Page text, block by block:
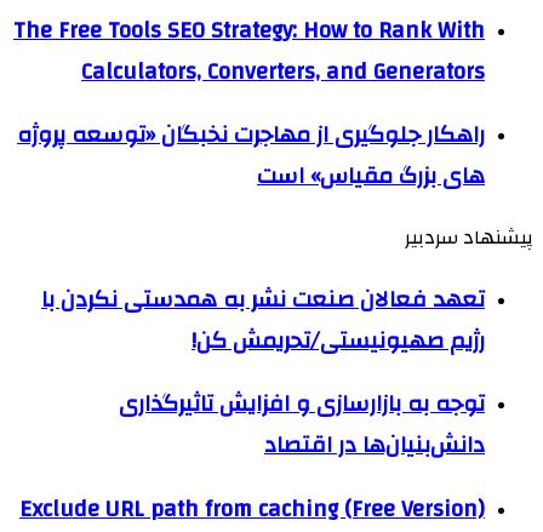
The Free Tools SEO Strategy: How to Rank With
Calculators, Converters, and Generators
راهکار جلوگیری از مهاجرت نخبگان «توسعه پروژه
های بزرگ مقیاس» است
پیشنهاد سردبیر
تعهد فعالان صنعت نشر به همدستی نکردن با
رژیم صهیونیستی/تحریمش کن!
توجه به بازارسازی و افزایش تاثیرگذاری
دانش‌بنیان‌ها در اقتصاد
Exclude URL path from caching (Free Version)